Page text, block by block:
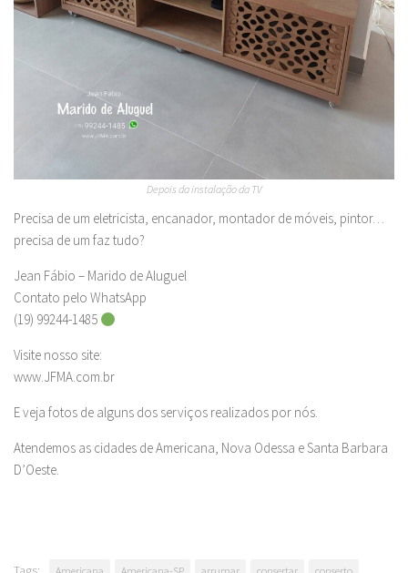
Depois da instalação da TV
Precisa de um eletricista, encanador, montador de móveis, pintor…
precisa de um faz tudo?
Jean Fábio – Marido de Aluguel
Contato pelo WhatsApp
(19) 99244-1485
Visite nosso site:
www.JFMA.com.br
E veja fotos de alguns dos serviços realizados por nós.
Atendemos as cidades de Americana, Nova Odessa e Santa Barbara
D’Oeste.